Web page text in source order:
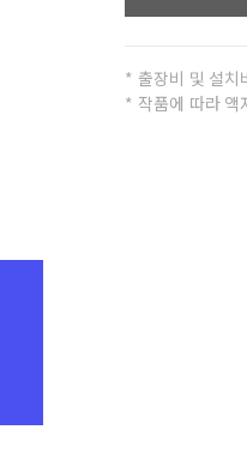
* 출장비 및 설치
* 작품에 따라 액